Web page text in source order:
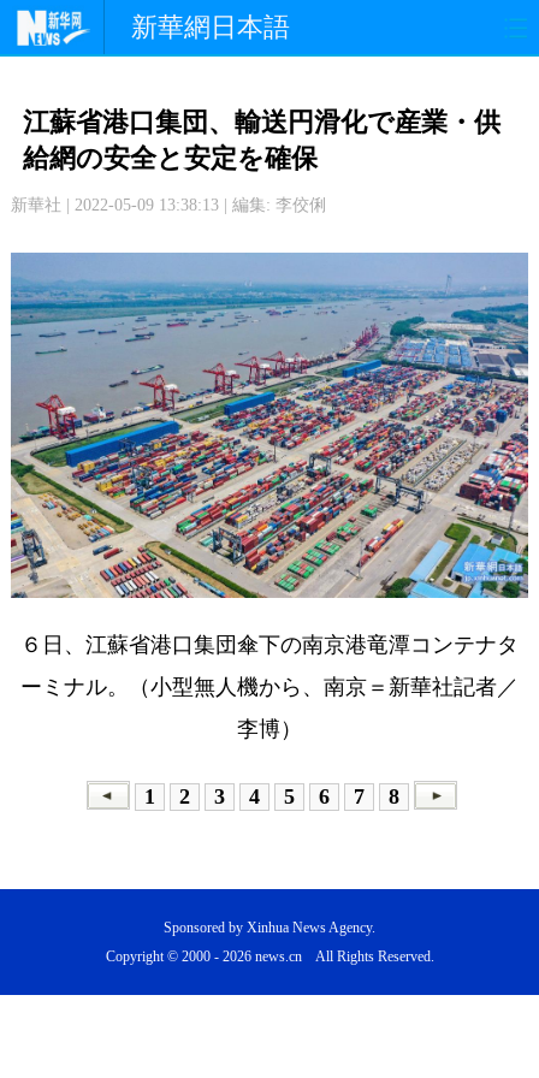
新華網日本語
文 化 観 光
中日交流 国 際
江蘇省港口集団、輸送円滑化で産業・供
給網の安全と安定を確保
新華社 | 2022-05-09 13:38:13 | 編集: 李佼俐
６日、江蘇省港口集団傘下の南京港竜潭コンテナタ
ーミナル。（小型無人機から、南京＝新華社記者／
李博）
1 2 3 4 5 6 7 8
Sponsored by Xinhua News Agency.
Copyright © 2000 - 2026 news.cn All Rights Reserved.